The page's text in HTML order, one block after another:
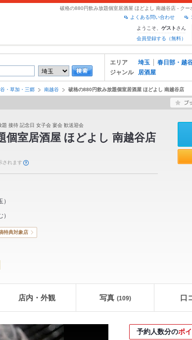
破格の880円飲み放題個室居酒屋 ほどよし 南越谷店 - クー
よくある問い合わせ
ようこそ、 ゲスト さん
会員登録する（無料）
エリア 埼玉
春日部・越
ジャンル
居酒屋
・草加・三郷 南越谷 破格の880円飲み放題個室居酒屋 ほどよし 南越谷店
接待 記念日 女子会 宴会 歓送迎会
個室居酒屋 ほどよし 南越谷店
されます
）
特典対象店
店内・外観 写真 (109) 口
予約人数分のポ